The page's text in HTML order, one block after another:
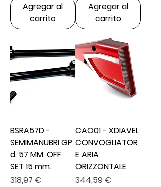
Agregar al
carrito
Agregar al
carrito
BSRA57D -
SEMIMANUBRI GP
d. 57 MM. OFF
SET 15 mm.
Precio
318,97 €
CAO01 - XDIAVEL
CONVOGLIATOR
E ARIA
ORIZZONTALE
Precio
344,59 €